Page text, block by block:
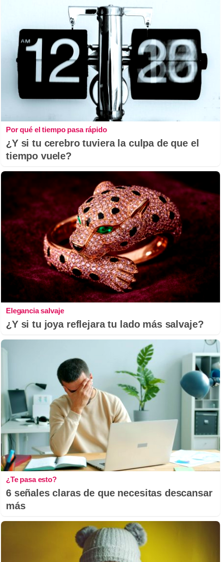
Por qué el tiempo pasa rápido
¿Y si tu cerebro tuviera la culpa de que el
tiempo vuele?
Elegancia salvaje
¿Y si tu joya reflejara tu lado más salvaje?
¿Te pasa esto?
6 señales claras de que necesitas descansar
más